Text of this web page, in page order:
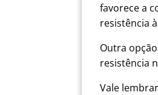
favorece a
resistência
Outra
resistência
Vale